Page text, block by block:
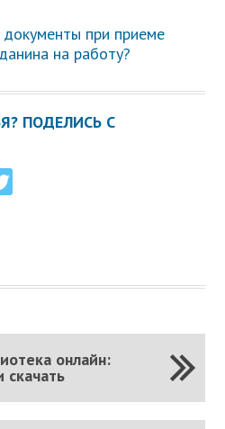
при приеме
на работу?
ПОДЕЛИСЬ С
онлайн:
скачать